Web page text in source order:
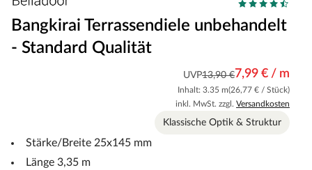
Bangkirai Terrassendiele unbehandelt
- Standard Qualität
UVP13,90 €7,99 € / m
Inhalt: 3.35 m(26,77 € / Stück)
inkl. MwSt. zzgl. Versandkosten
Klassische Optik & Struktur
Stärke/Breite 25x145 mm
Länge 3,35 m